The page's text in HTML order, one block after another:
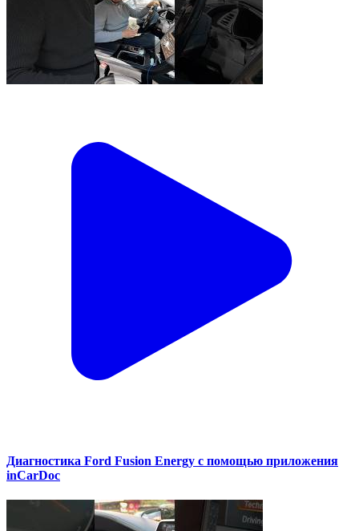
Диагностика Ford Fusion Energy с помощью приложения
inCarDoc